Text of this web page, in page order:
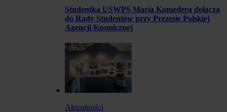
Studentka USWPS Maria Komędera dołącza
do Rady Studentów przy Prezesie Polskiej
Agencji Kosmicznej
Aktualności